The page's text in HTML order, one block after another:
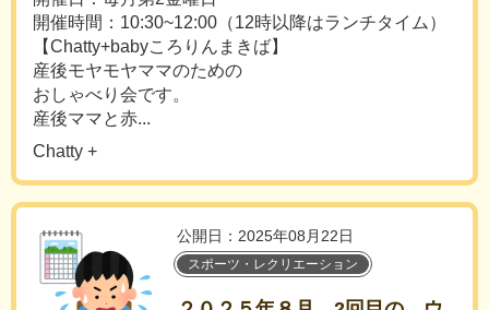
開催時間：10:30~12:00（12時以降はランチタイム）
【Chatty+babyころりんまきば】
産後モヤモヤママのための
おしゃべり会です。
産後ママと赤...
Chatty +
公開日：2025年08月22日
スポーツ・レクリエーション